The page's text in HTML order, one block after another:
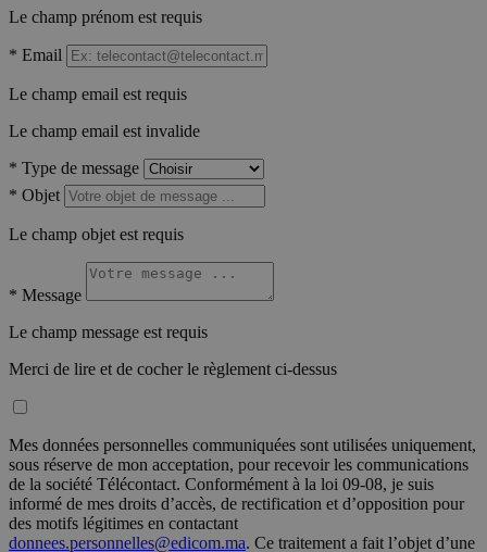
Le champ prénom est requis
* Email
Le champ email est requis
Le champ email est invalide
* Type de message
* Objet
Le champ objet est requis
* Message
Le champ message est requis
Merci de lire et de cocher le règlement ci-dessus
Mes données personnelles communiquées sont utilisées uniquement,
sous réserve de mon acceptation, pour recevoir les communications
de la société Télécontact. Conformément à la loi 09-08, je suis
informé de mes droits d’accès, de rectification et d’opposition pour
des motifs légitimes en contactant
donnees.personnelles@edicom.ma. Ce traitement a fait l’objet d’une